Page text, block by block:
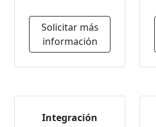
Solicitar más
información
Integración